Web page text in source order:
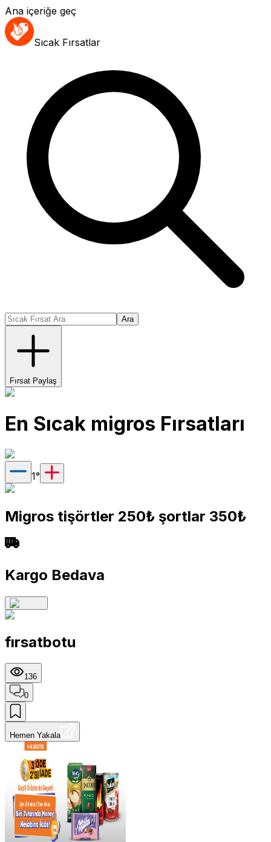
Ana içeriğe geç
Sıcak Fırsatlar
Ara
Fırsat Paylaş
En Sıcak migros Fırsatları
1°
Migros tişörtler 250₺ şortlar 350₺
Kargo Bedava
fırsatbotu
136
0
Hemen Yakala